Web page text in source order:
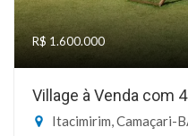
R$ 1.600.000
Village à Venda com
Itacimirim, Camaçari-